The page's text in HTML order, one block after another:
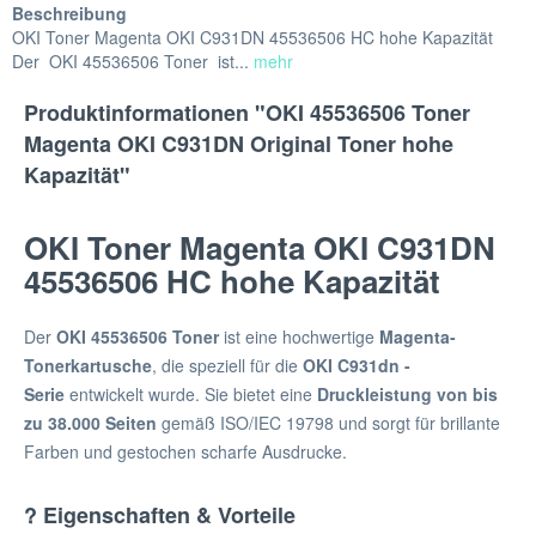
Beschreibung
OKI Toner Magenta OKI C931DN 45536506 HC hohe Kapazität
Der OKI 45536506 Toner ist... mehr
Produktinformationen "OKI 45536506 Toner
Magenta OKI C931DN Original Toner hohe
Kapazität"
OKI Toner Magenta OKI C931DN
45536506 HC hohe Kapazität
Der OKI 45536506 Tonerist eine hochwertige Magenta-
Tonerkartusche, die speziell für die OKI C931dn -
Serie entwickelt wurde. Sie bietet eine Druckleistung von bis
zu 38.000 Seiten gemäß ISO/IEC 19798 und sorgt für brillante
Farben und gestochen scharfe Ausdrucke.
? Eigenschaften & Vorteile